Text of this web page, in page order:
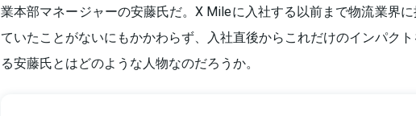
業本部マネージャーの安藤氏だ。X Mileに入社する以前まで物流業界に
ていたことがないにもかかわらず、入社直後からこれだけのインパク
る安藤氏とはどのような人物なのだろうか。